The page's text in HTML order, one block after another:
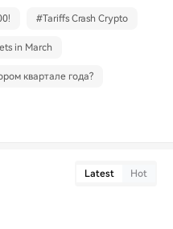
#Tariffs Crash Crypto
in March
квартале года?
Latest Hot